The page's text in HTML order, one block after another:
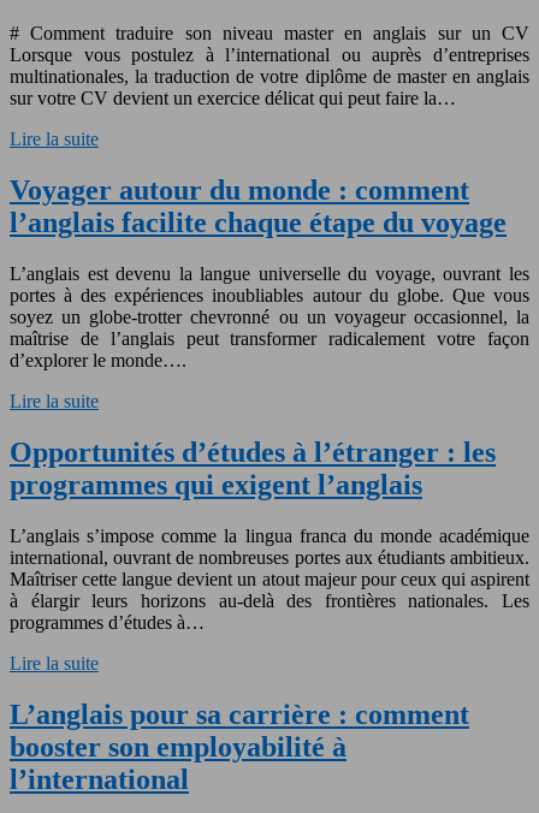
# Comment traduire son niveau master en anglais sur un CV
Lorsque vous postulez à l’international ou auprès d’entreprises
multinationales, la traduction de votre diplôme de master en anglais
sur votre CV devient un exercice délicat qui peut faire la…
Lire la suite
Voyager autour du monde : comment
l’anglais facilite chaque étape du voyage
L’anglais est devenu la langue universelle du voyage, ouvrant les
portes à des expériences inoubliables autour du globe. Que vous
soyez un globe-trotter chevronné ou un voyageur occasionnel, la
maîtrise de l’anglais peut transformer radicalement votre façon
d’explorer le monde….
Lire la suite
Opportunités d’études à l’étranger : les
programmes qui exigent l’anglais
L’anglais s’impose comme la lingua franca du monde académique
international, ouvrant de nombreuses portes aux étudiants ambitieux.
Maîtriser cette langue devient un atout majeur pour ceux qui aspirent
à élargir leurs horizons au-delà des frontières nationales. Les
programmes d’études à…
Lire la suite
L’anglais pour sa carrière : comment
booster son employabilité à
l’international